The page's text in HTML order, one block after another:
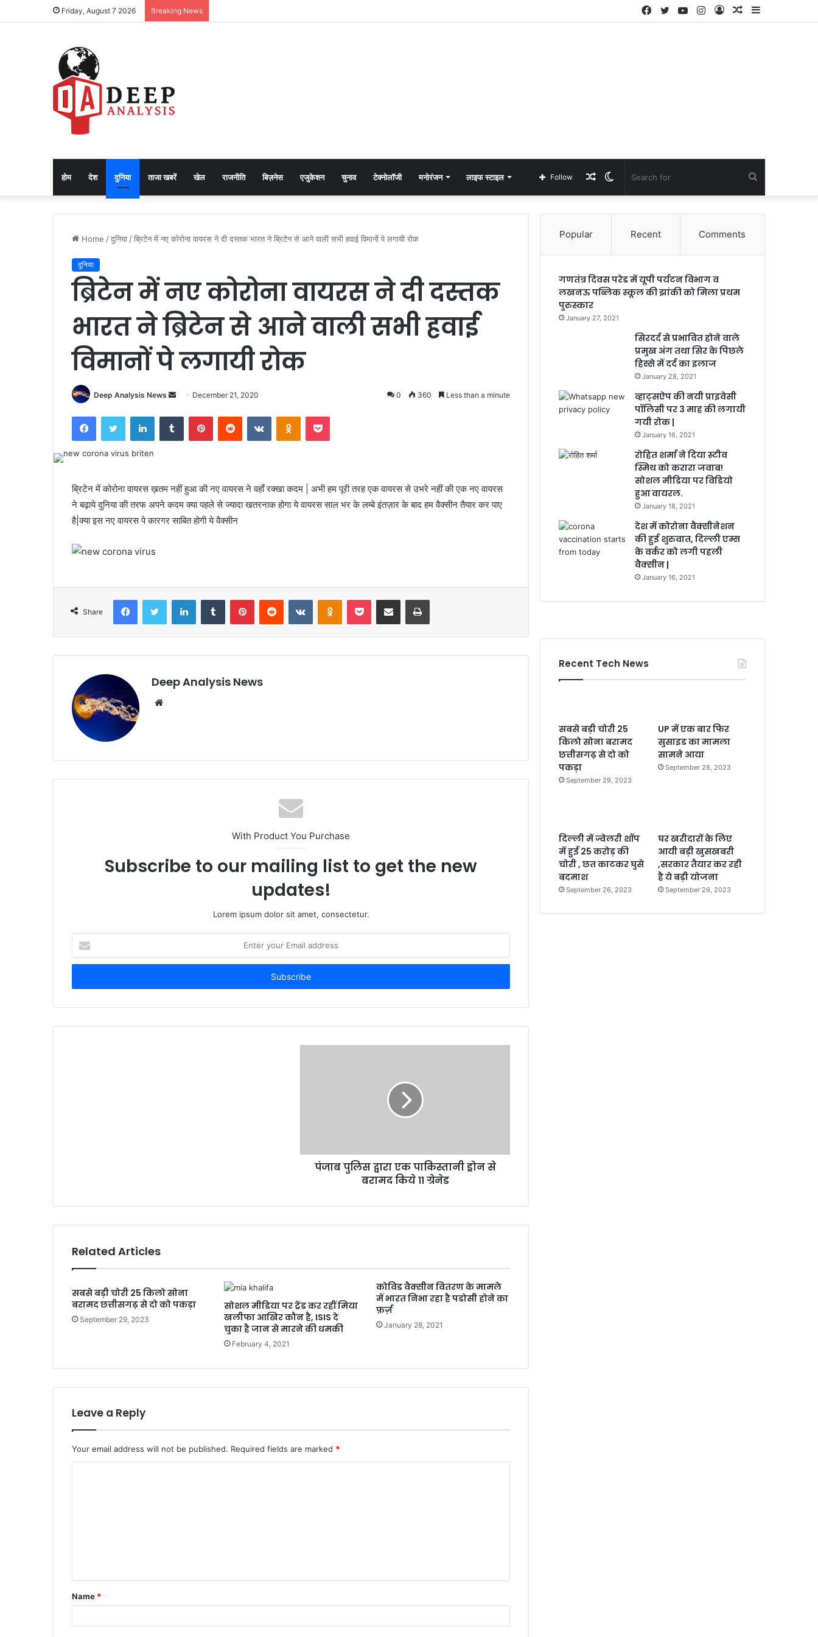
Friday, August 7 2026 Breaking News Sidebar
Random
Log
Instagram
YouTube
Twitter
Facebook
होम देश दुनिया ताजा खबरें खेल राजनीति बिज़नेस एजुकेशन चुनाव टेक्नोलॉजी मनोरंजन लाइफ स्टाइल
for
Switch
skin
Random
Article
Follow
Home /दुनिया /ब्रिटेन में नए कोरोना वायरस ने दी दस्तक भारत ने ब्रिटेन से आने वाली सभी हवाई विमानों पे लगायी रोक
दुनिया
ब्रिटेन में नए कोरोना वायरस ने दी दस्तक
भारत ने ब्रिटेन से आने वाली सभी हवाई
विमानों पे लगायी रोक
Deep Analysis News
Send December 21, 2020 0 360 Less than a minute
FacebookTwitter LinkedInTumblr PinterestReddit VKontakteOdnoklassniki
Pocket
ब्रिटेन में कोरोना वायरस ख़तम नहीं हुआ की नए वायरस ने वहाँ रक्खा कदम | अभी हम पूरी तरह एक वायरस से उभरे नहीं की एक नए वायरस
ने बढ़ाये दुनिया की तरफ अपने कदम क्या पहले से ज्यादा खतरनाक होगा ये वायरस साल भर के लम्बे इंतज़ार के बाद हम वैक्सीन तैयार कर पाए
है|क्या इस नए वायरस पे कारगर साबित होगी ये वैक्सीन
Share
FacebookTwitter LinkedInTumblr PinterestReddit VKontakteOdnoklassniki
Pocket Share via Email Print
Deep Analysis News
With Product You Purchase
Subscribe to our mailing list to get the new
updates!
Lorem ipsum dolor sit amet, consectetur.
your
Email
पंजाब पुलिस द्वारा एक पाकिस्तानी ड्रोन से
बरामद किये ११ ग्रेनेड
Related Articles
सबसे बड़ी चोरी 25 किलो सोना
बरामद छत्तीसगढ़ से दो को पकड़ा
September 29, 2023
सोशल मीडिया पर ट्रेंड कर रहीं मिया
खलीफा आखिर कौन है, ISIS दे
चुका है जान से मारने की धमकी
February 4, 2021
कोविड वैक्सीन वितरण के मामले
में भारत निभा रहा है पडोसी होने का
फ़र्ज़
January 28, 2021
Leave a Reply
Your email address will not be published. Required fields are marked *
t
*
Name *
Popular Recent Comments
गणतंत्र दिवस परेड में यूपी पर्यटन विभाग व
लखनऊ पब्लिक स्कूल की झांकी को मिला प्रथम
पुरुस्कार
January 27, 2021
सिरदर्द से प्रभावित होने वाले
प्रमुख अंग तथा सिर के पिछले
हिस्से में दर्द का इलाज
January 28, 2021
व्हाट्सऐप की नयी प्राइवेसी
पॉलिसी पर 3 माह की लगायी
गयी रोक |
January 16, 2021
रोहित शर्मा ने दिया स्टीव
स्मिथ को करारा जवाब!
सोशल मीडिया पर विडियो
हुआ वायरल.
January 18, 2021
देश में कोरोना वैक्सीनेशन
की हुई शुरुवात, दिल्ली एम्स
के वर्कर को लगी पहली
वैक्सीन |
January 16, 2021
Recent Tech News
सबसे बड़ी चोरी 25
किलो सोना बरामद
छत्तीसगढ़ से दो को
पकड़ा
September 29, 2023
UP में एक बार फिर
सुसाइड का मामला
सामने आया
September 28, 2023
दिल्ली में ज्वेलरी शॉप
में हुई 25 करोड़ की
चोरी , छत काटकर घुसे
बदमाश
September 26, 2023
घर खरीदारों के लिए
आयी बड़ी खुसखबरी
,सरकार तैयार कर रही
है ये बड़ी योजना
September 26, 2023